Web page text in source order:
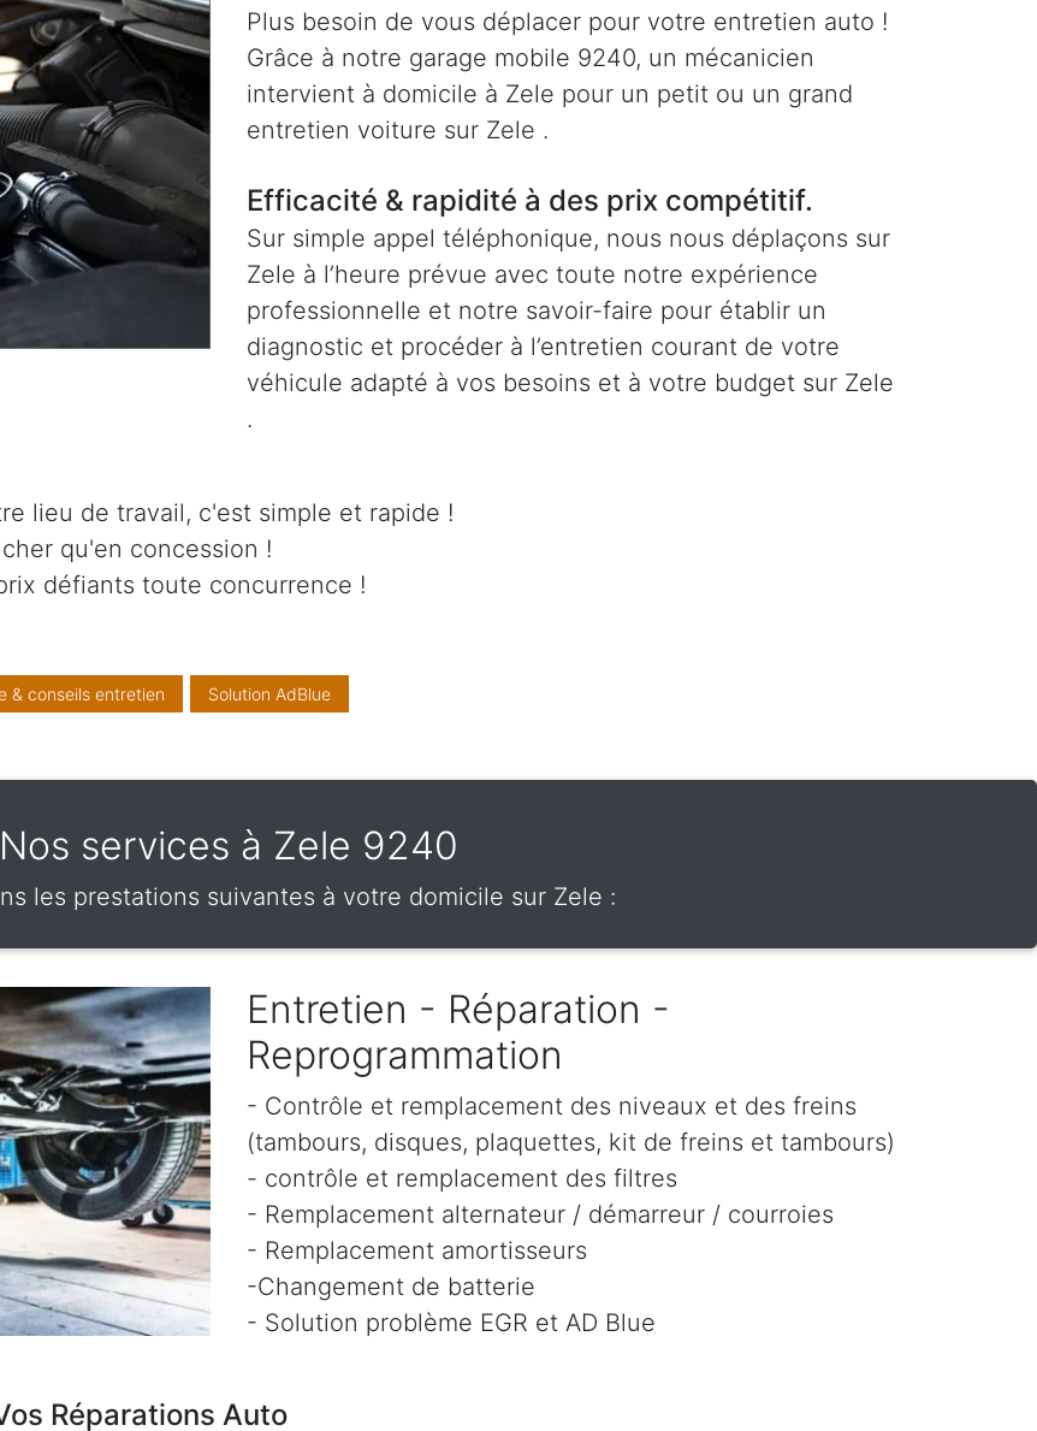
Plus besoin de vous déplacer pour votre entretien auto !
Grâce à notre garage mobile 9240, un mécanicien
intervient à domicile à Zele pour un petit ou un grand
entretien voiture sur Zele .
Efficacité & rapidité à des prix compétitif.
Sur simple appel téléphonique, nous nous déplaçons sur
Zele à l’heure prévue avec toute notre expérience
professionnelle et notre savoir-faire pour établir un
diagnostic et procéder à l’entretien courant de votre
véhicule adapté à vos besoins et à votre budget sur Zele
.
lieu de travail, c'est simple et rapide !
qu'en concession !
défiants toute concurrence !
& conseils entretien Solution AdBlue
Nos services à Zele 9240
les prestations suivantes à votre domicile sur Zele :
Entretien - Réparation -
Reprogrammation
- Contrôle et remplacement des niveaux et des freins
(tambours, disques, plaquettes, kit de freins et tambours)
- contrôle et remplacement des filtres
- Remplacement alternateur / démarreur / courroies
- Remplacement amortisseurs
-Changement de batterie
- Solution problème EGR et AD Blue
Réparations Auto